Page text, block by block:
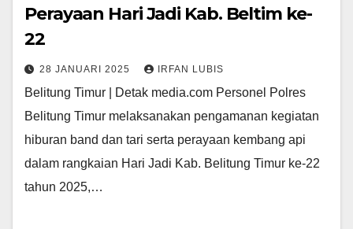
Perayaan Hari Jadi Kab. Beltim ke-
22
28 JANUARI 2025 IRFAN LUBIS
Belitung Timur | Detak media.com Personel Polres
Belitung Timur melaksanakan pengamanan kegiatan
hiburan band dan tari serta perayaan kembang api
dalam rangkaian Hari Jadi Kab. Belitung Timur ke-22
tahun 2025,…